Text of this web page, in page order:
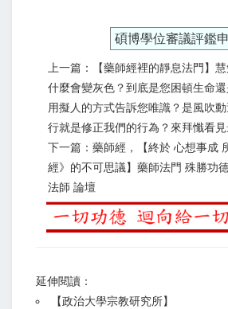
碩博學位審議評鑑
上一篇：【藥師經裡的靜息法門】
什麼會變灰色？到底是您困頓生命
用擬人的方式告訴您唯識？是風吹
行就是修正我們的行為？來拜懺看
下一篇：藥師經，【終於 心想事成
經》的不可思議】藥師法門 殊勝功
法師 論壇
延伸閱讀：
【政治大學宗教研究所】